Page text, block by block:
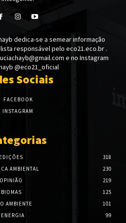
dedica-se a semear informação
responsável pelo eco21.eco.br .
e no Instagram
@eco21_oficial
Sociais
FACEBOOK
INSTAGRAM
EDIÇÕES
318
AMBIENTAL
230
OPINIÃO
219
BIOMAS
125
AMBIENTE
101
ENERGIA
99